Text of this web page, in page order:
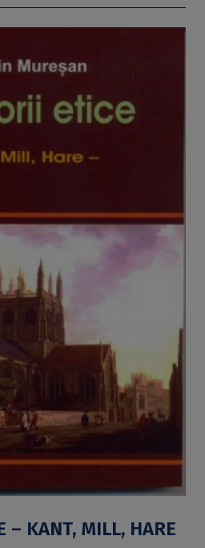
– KANT, MILL, HARE